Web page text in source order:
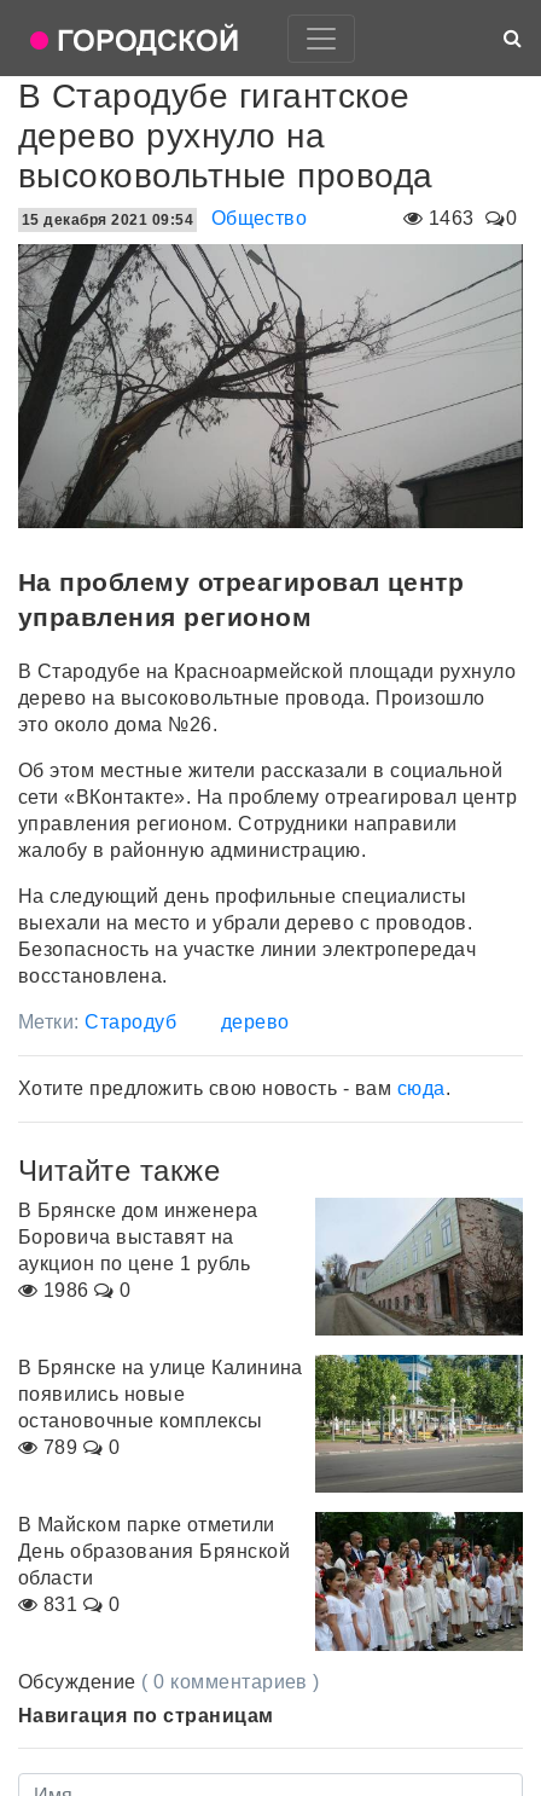
В Стародубе гигантское
дерево рухнуло на
высоковольтные провода
1463 0
15 декабря 2021 09:54 Общество
На проблему отреагировал центр
управления регионом
В Стародубе на Красноармейской площади рухнуло
дерево на высоковольтные провода. Произошло
это около дома №26.
Об этом местные жители рассказали в социальной
сети «ВКонтакте». На проблему отреагировал центр
управления регионом. Сотрудники направили
жалобу в районную администрацию.
На следующий день профильные специалисты
выехали на место и убрали дерево с проводов.
Безопасность на участке линии электропередач
восстановлена.
Метки:Стародуб дерево
Хотите предложить свою новость - вам сюда.
Читайте также
В Брянске дом инженера
Боровича выставят на
аукцион по цене 1 рубль
1986
0
В Брянске на улице Калинина
появились новые
остановочные комплексы
789
0
В Майском парке отметили
День образования Брянской
области
831
0
Обсуждение ( 0 комментариев )
Навигация по страницам